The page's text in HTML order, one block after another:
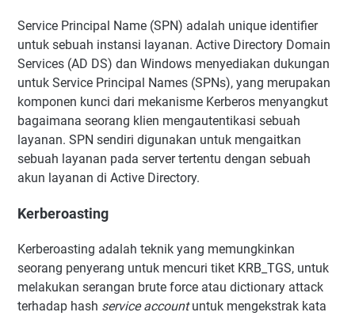
Service Principal Name (SPN) adalah unique identifier
untuk sebuah instansi layanan. Active Directory Domain
Services (AD DS) dan Windows menyediakan dukungan
untuk Service Principal Names (SPNs), yang merupakan
komponen kunci dari mekanisme Kerberos menyangkut
bagaimana seorang klien mengautentikasi sebuah
layanan. SPN sendiri digunakan untuk mengaitkan
sebuah layanan pada server tertentu dengan sebuah
akun layanan di Active Directory.
Kerberoasting
Kerberoasting adalah teknik yang memungkinkan
seorang penyerang untuk mencuri tiket KRB_TGS, untuk
melakukan serangan brute force atau dictionary attack
terhadap hash service accountuntuk mengekstrak kata